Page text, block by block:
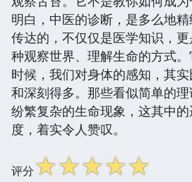
明白，中医的诊断，是多么地
传达的，不仅仅是医学知识，
种观察世界、理解生命的方式
时候，我们对身体的感知，其
和深刻得多。那些看似简单的
纷繁复杂的生命现象，这其中
度，着实令人赞叹。
评分☆☆☆☆☆